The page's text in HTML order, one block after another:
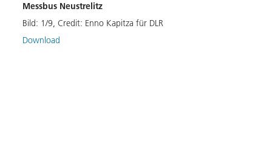
Messbus Neustrelitz
Bild: 1/9, Credit: Enno Kapitza für DLR
Download